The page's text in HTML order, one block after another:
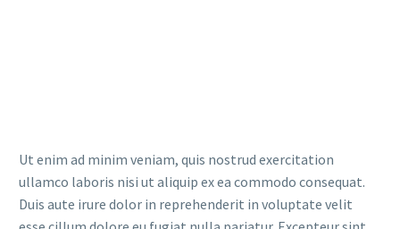
Ut enim ad minim veniam, quis nostrud exercitation
ullamco laboris nisi ut aliquip ex ea commodo consequat.
Duis aute irure dolor in reprehenderit in voluptate velit